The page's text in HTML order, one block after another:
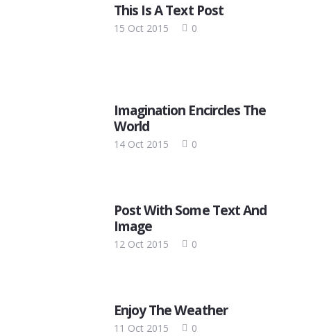
This Is A Text Post
15 Oct 2015 0
Imagination Encircles The
World
14 Oct 2015 0
Post With Some Text And
Image
12 Oct 2015 0
Enjoy The Weather
11 Oct 2015 0